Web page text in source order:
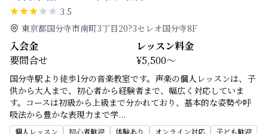
3.5
東京都国分寺市南町3丁目20?3セレオ国分寺8F
入会金
要問合せ
レッスン料金
¥5,500～
国分寺駅より徒歩1分の音楽教室です。声楽の個人レッスンは、子
供から大人まで、初心者から経験者まで、幅広く対応していま
す。コースは初級から上級まで分かれており、基本的な姿勢や呼
吸法から豊かな表現力まで学...
個人レッスン 初心者歓迎 体験あり オンライン対応 子ども歓迎